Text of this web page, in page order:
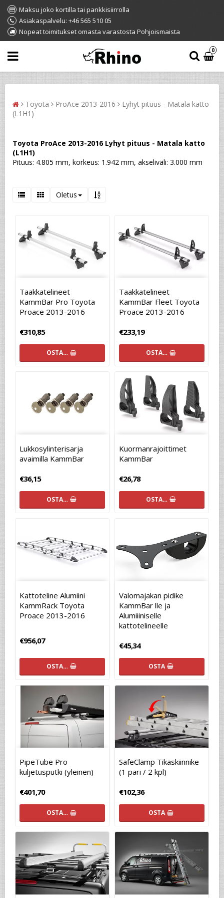
Maksu joko kortilla tai pankkisiirrolla
Asiakaspalvelu: +46 565 510 05
Nopeat toimitukset omasta varastosta Pohjoismaista
0
Toyota ProAce 2013-2016
Lyhyt pituus - Matala katto
(L1H1)
Toyota ProAce 2013-2016 Lyhyt pituus - Matala katto
(L1H1)
Pituus: 4.805 mm, korkeus: 1.942 mm, akseliväli: 3.000 mm
Oletus
Taakkatelineet
KammBar Pro Toyota
Proace 2013-2016
€310,85
OSTA…
Taakkatelineet
KammBar Fleet Toyota
Proace 2013-2016
€233,19
OSTA…
Lukkosylinterisarja
avaimilla KammBar
€36,15
OSTA…
Kuormanrajoittimet
KammBar
€26,78
OSTA…
Kattoteline Alumiini
KammRack Toyota
Proace 2013-2016
€956,07
OSTA…
Valomajakan pidike
KammBar lle ja
Alumiiiniselle
kattotelineelle
€45,34
OSTA
PipeTube Pro
kuljetusputki (yleinen)
€401,70
OSTA…
SafeClamp Tikaskiinnike
(1 pari / 2 kpl)
€102,36
OSTA